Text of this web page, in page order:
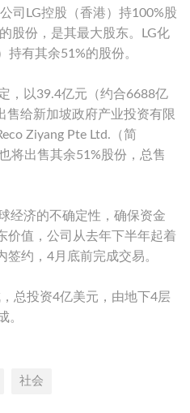
司LG控股（香港）持100%股
股份，是其最大股东。LG化
持有其余51%的股份。
，以39.4亿元（约合6688亿
售给新加坡政府产业投资有限
Ziyang Pte Ltd.（简
将出售其余51%股份，总售
经济的不确定性，确保资金
价值，公司从去年下半年起着
约，4月底前完成交易。
总投资4亿美元，由地下4层
。
社会